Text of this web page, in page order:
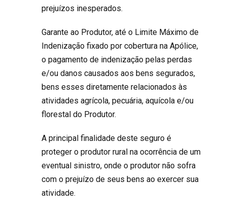
prejuízos inesperados.
Garante ao Produtor, até o Limite Máximo de
Indenização fixado por cobertura na Apólice,
o pagamento de indenização pelas perdas
e/ou danos causados aos bens segurados,
bens esses diretamente relacionados às
atividades agrícola, pecuária, aquícola e/ou
florestal do Produtor.
A principal finalidade deste seguro é
proteger o produtor rural na ocorrência de um
eventual sinistro, onde o produtor não sofra
com o prejuízo de seus bens ao exercer sua
atividade.